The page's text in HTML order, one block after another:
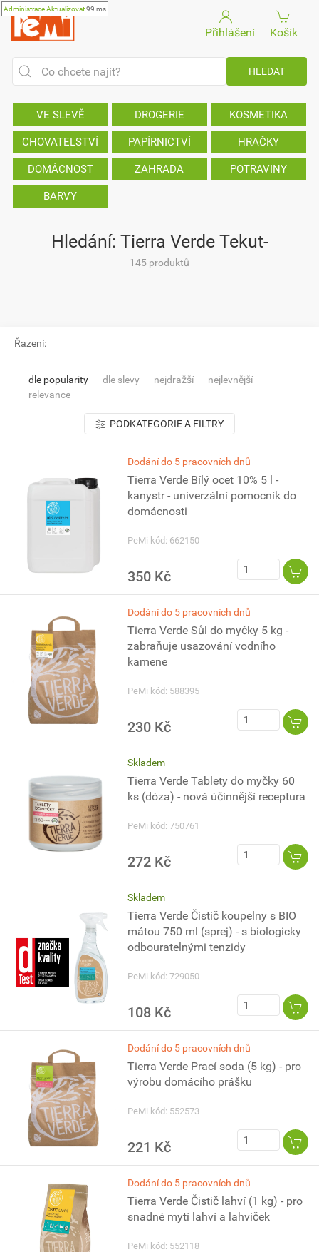
AdministraceAktualizovat99 ms
Přihlášení Košík
VE SLEVĚ DROGERIE KOSMETIKA
CHOVATELSTVÍ PAPÍRNICTVÍ HRAČKY
DOMÁCNOST ZAHRADA POTRAVINY
BARVY
Hledání: Tierra Verde Tekut-
145 produktů
Řazení:
dle popularity dle slevy nejdražší
nejlevnější
relevance
PODKATEGORIE A FILTRY
Dodání do 5 pracovních dnů
Tierra Verde Bílý ocet 10% 5 l -
kanystr - univerzální pomocník do
domácnosti
PeMi kód: 662150
350 Kč
Dodání do 5 pracovních dnů
Tierra Verde Sůl do myčky 5 kg -
zabraňuje usazování vodního
kamene
PeMi kód: 588395
230 Kč
Skladem
Tierra Verde Tablety do myčky 60
ks (dóza) - nová účinnější receptura
PeMi kód: 750761
272 Kč
Skladem
Tierra Verde Čistič koupelny s BIO
mátou 750 ml (sprej) - s biologicky
odbouratelnými tenzidy
PeMi kód: 729050
108 Kč
Dodání do 5 pracovních dnů
Tierra Verde Prací soda (5 kg) - pro
výrobu domácího prášku
PeMi kód: 552573
221 Kč
Dodání do 5 pracovních dnů
Tierra Verde Čistič lahví (1 kg) - pro
snadné mytí lahví a lahviček
PeMi kód: 552118